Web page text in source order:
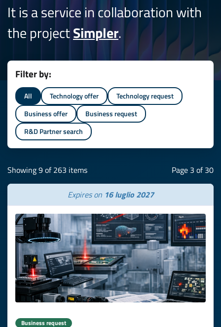
It is a service in collaboration with
the projectSimpler.
Filter by:
All Technology offer
Technology request
Business offer
Business request
R&D Partner search
Showing 9 of 263 items Page 3 of 30
Expires on 16 luglio 2027
Business request